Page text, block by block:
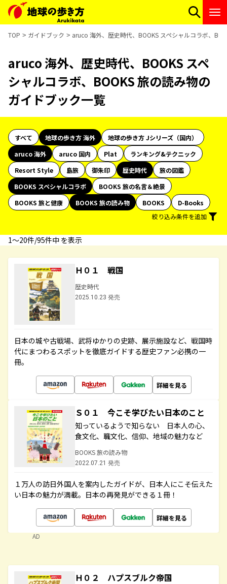
TOP ガイドブック aruco 海外、歴史時代、BOOKS スペシャルコラボ、
aruco 海外、歴史時代、BOOKS スペ
シャルコラボ、BOOKS 旅の読み物の
ガイドブック一覧
すべて 地球の歩き方 海外
地球の歩き方 Jシリーズ（国内）
aruco 海外
aruco 国内 Plat
ランキング&テクニック
Resort Style
島旅 御朱印 歴史時代
旅の図鑑
BOOKS スペシャルコラボ
BOOKS 旅の名言＆絶景
BOOKS 旅と健康
BOOKS 旅の読み物 BOOKS
D-Books
絞り込み条件を追加
1〜20件/95件中 を表示
Ｈ０１ 戦国
歴史時代
2025.10.23 発売
日本の城や古戦場、武将ゆかりの史跡、展示施設など、戦国時
代にまつわるスポットを徹底ガイドする歴史ファン必携の一
冊。
詳細を見る
Ｓ０１ 今こそ学びたい日本のこと
知っているようで知らない 日本人の心、
食文化、職文化、信仰、地域の魅力など
BOOKS 旅の読み物
2022.07.21 発売
１万人の訪日外国人を案内したガイドが、日本人にこそ伝えた
い日本の魅力が満載。日本の再発見ができる１冊！
詳細を見る
AD
Ｈ０２ ハプスブルク帝国